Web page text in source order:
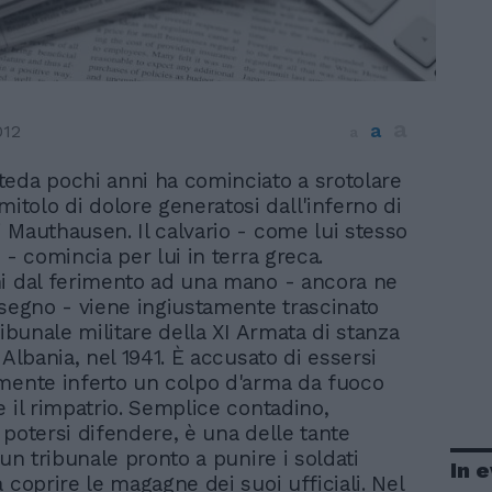
a
pochi anni ha cominciato a srotolare
di dolore generatosi dall'inferno di
Mauthausen. Il calvario - come lui stesso
comincia per lui in terra greca.
dal ferimento ad una mano - ancora ne
- viene ingiustamente trascinato
militare della XI Armata di stanza
nel 1941. È accusato di essersi
inferto un colpo d'arma da fuoco
il rimpatrio. Semplice contadino,
difendere, è una delle tante
tribunale pronto a punire i soldati
coprire le magagne dei suoi ufficiali. Nel
In